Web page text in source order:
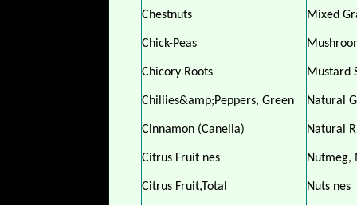
Chestnuts
Chick-Peas
Chicory Roots
Chillies&amp;Peppers, Green
Cinnamon (Canella)
Citrus Fruit nes
Citrus Fruit,Total
Mixed
Mustard
Natural
Natural
Nutmeg,
Nuts nes